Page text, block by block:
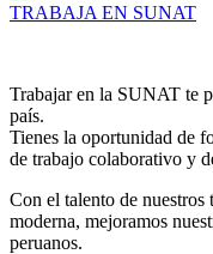
TRABAJA EN SUNAT
Trabajar en la SUNAT te
país.
Tienes la oportunidad de
de trabajo colaborativo y
Con el talento de nuestros
moderna, mejoramos
peruanos.